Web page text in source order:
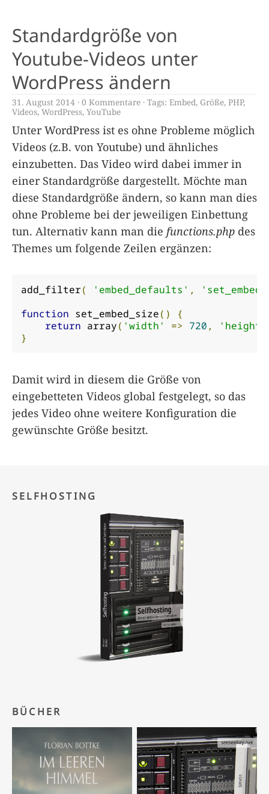
Standardgröße von
Youtube-Videos unter
WordPress ändern
31. August 2014 0 Kommentare Tags: Embed, Größe, PHP,
Videos, WordPress, YouTube
Unter WordPress ist es ohne Probleme möglich
Videos (z.B. von Youtube) und ähnliches
einzubetten. Das Video wird dabei immer in
einer Standardgröße dargestellt. Möchte man
diese Standardgröße ändern, so kann man dies
ohne Probleme bei der jeweiligen Einbettung
tun. Alternativ kann man die functions.php des
Themes um folgende Zeilen ergänzen:
add_filter( 'embed_defaults' ,
function set_embed_size()
{
return array( 'width' => 720 ,
'height'
}
Damit wird in diesem die Größe von
eingebetteten Videos global festgelegt, so das
jedes Video ohne weitere Konfiguration die
gewünschte Größe besitzt.
SELFHOSTING
BÜCHER